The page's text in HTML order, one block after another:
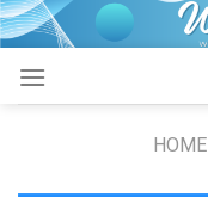
Skip
to
content
HOME